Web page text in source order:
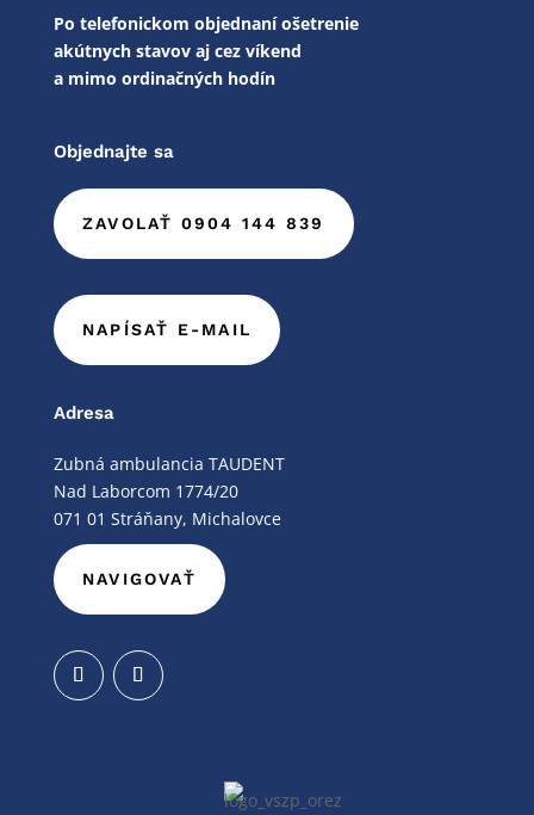
Po telefonickom objednaní ošetrenie
akútnych stavov aj cez víkend
a mimo ordinačných hodín
Objednajte sa
ZAVOLAŤ 0904 144 839
NAPÍSAŤ E-MAIL
Adresa
Zubná ambulancia TAUDENT
Nad Laborcom 1774/20
071 01 Stráňany, Michalovce
NAVIGOVAŤ